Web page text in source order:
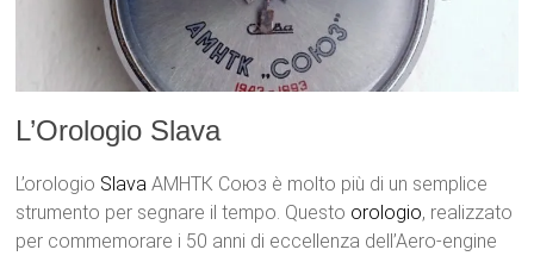
L’Orologio Slava
L’orologio Slava АМНТК Союз è molto più di un semplice
strumento per segnare il tempo. Questo orologio, realizzato
per commemorare i 50 anni di eccellenza dell’Aero-engine